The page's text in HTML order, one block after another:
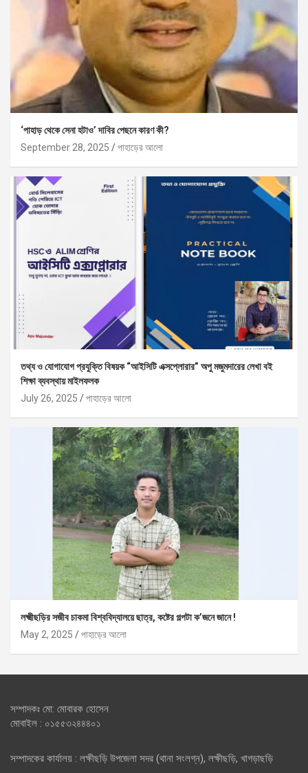
‘পাহাড় থেকে সেনা হটাও’ দাবির পেছনে কারণ কী?
September 28, 2025
পাহাড়ের আলো
তথ্য ও যোগাযোগ প্রযুক্তি বিষয়ক “আইসিটি এক্সপ্লোরার” অপু মজুমদারের লেখা বই
শিক্ষা ব্যবস্থায় মাইলফলক
July 26, 2025
পাহাড়ের আলো
লক্ষ্মীছড়ির সজীব চাকমা বিশ্ববিদ্যালয়ে ছাত্র, কষ্টের গল্পটা ক’জনে জানে !
May 2, 2025
পাহাড়ের আলো
সম্পাদকঃ মো: মোবারক হোসেন
মোবাইল : ০১৫৫৩২৪৪৪০১
সম্পাদকের কার্যালয় : লক্ষীছড়ি উপজেলা সদর (থানা সংলগ্ন), লক্ষীছড়ি, খাগড়াছড়ি